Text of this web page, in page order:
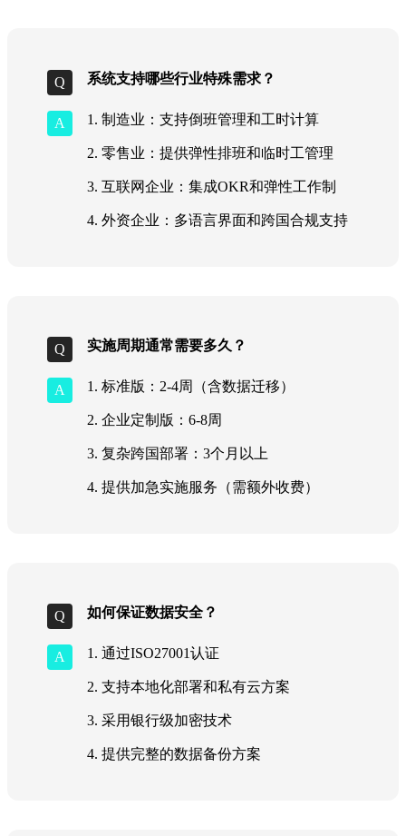
系统支持哪些行业特殊需求？
1. 制造业：支持倒班管理和工时计算
2. 零售业：提供弹性排班和临时工管理
3. 互联网企业：集成OKR和弹性工作制
4. 外资企业：多语言界面和跨国合规支持
实施周期通常需要多久？
1. 标准版：2-4周（含数据迁移）
2. 企业定制版：6-8周
3. 复杂跨国部署：3个月以上
4. 提供加急实施服务（需额外收费）
如何保证数据安全？
1. 通过ISO27001认证
2. 支持本地化部署和私有云方案
3. 采用银行级加密技术
4. 提供完整的数据备份方案